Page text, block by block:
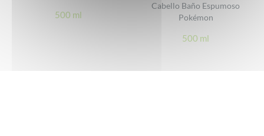
500 ml
Cabello Baño Espumoso
Pokémon
500 ml